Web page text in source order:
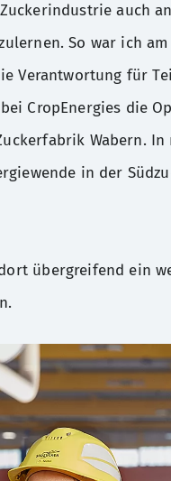
auch
So war ich
Verantwortung für
CropEnergies die
Wabern.
in der
übergreifend ein